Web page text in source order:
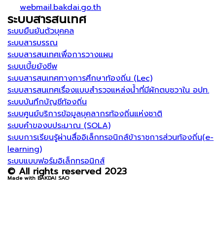
webmail.bakdai.go.th
ระบบสารสนเทศ
ระบบยืนยันตัวบุคคล
ระบบสารบรรณ
ระบบสารสนเทศเพื่อการวางแผน
ระบบเบี้ยยังชีพ
ระบบสารสนเทศทางการศึกษาท้องถิ่น (Lec)
ระบบสารสนเทศเรื่องแบบสำรวจแหล่งน้ำที่มีผักตบชวาใน อปท.
ระบบบันทึกบัญชีท้องถิ่น
ระบบศูนย์บริการข้อมูลบุคลากรท้องถิ่นแห่งชาติ
ระบบคำของบประมาณ (SOLA)
ระบบการเรียนรู้ผ่านสื่ออิเล็กทรอนิกส์ข้าราชการส่วนท้องถิ่น(e-
learning)
ระบบแบบฟอร์มอิเล็กทรอนิกส์
© All rights reserved 2023
Made with BAKDAI SAO